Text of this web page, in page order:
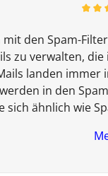
den Spam-
zu verwalten, die
landen
in den
sich ähnlich wie